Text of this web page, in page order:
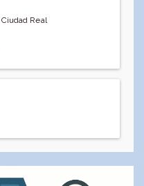
Ciudad Real